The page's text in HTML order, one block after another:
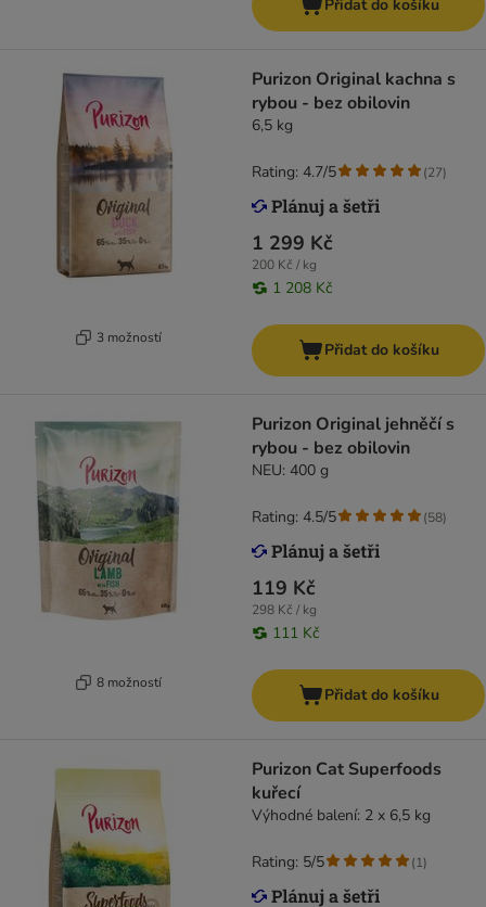
Přidat do košíku
3 možností
Purizon Original kachna s
rybou - bez obilovin
6,5 kg
1 299 Kč
200 Kč / kg
1 208 Kč
Rating: 4.7/5 (27)
Přidat do košíku
8 možností
Purizon Original jehněčí s
rybou - bez obilovin
NEU: 400 g
119 Kč
298 Kč / kg
111 Kč
Rating: 4.5/5 (58)
Přidat do košíku
Purizon Cat Superfoods
kuřecí
Výhodné balení: 2 x 6,5 kg
Rating: 5/5 (1)